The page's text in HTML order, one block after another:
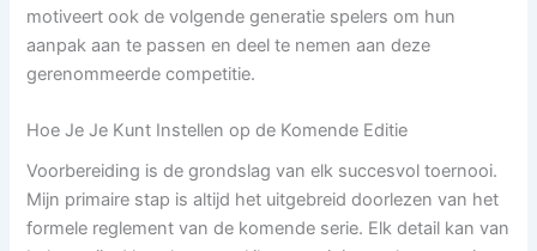
motiveert ook de volgende generatie spelers om hun
aanpak aan te passen en deel te nemen aan deze
gerenommeerde competitie.
Hoe Je Je Kunt Instellen op de Komende Editie
Voorbereiding is de grondslag van elk succesvol toernooi.
Mijn primaire stap is altijd het uitgebreid doorlezen van het
formele reglement van de komende serie. Elk detail kan van